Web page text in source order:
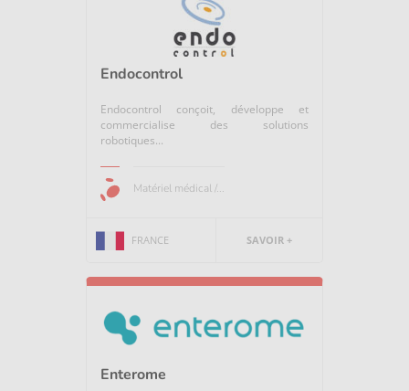
Endocontrol
Endocontrol conçoit, développe et
commercialise des solutions
robotiques...
Matériel médical /...
FRANCE SAVOIR +
Enterome